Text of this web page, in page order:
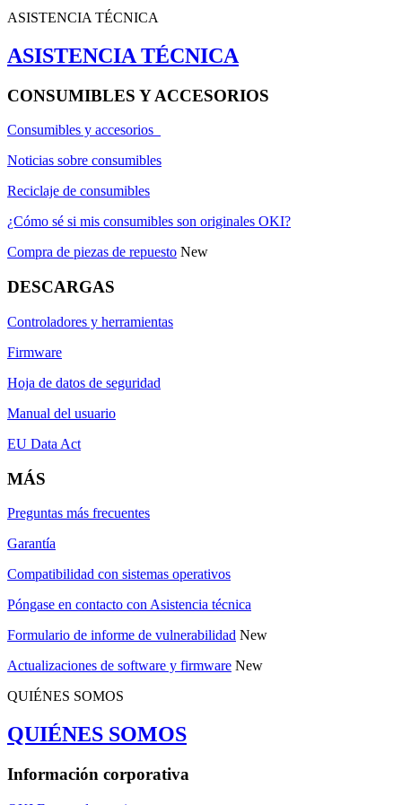
ASISTENCIA TÉCNICA
ASISTENCIA TÉCNICA
CONSUMIBLES Y ACCESORIOS
Consumibles y accesorios
Noticias sobre consumibles
Reciclaje de consumibles
¿Cómo sé si mis consumibles son originales OKI?
Compra de piezas de repuesto New
DESCARGAS
Controladores y herramientas
Firmware
Hoja de datos de seguridad
Manual del usuario
EU Data Act
MÁS
Preguntas más frecuentes
Garantía
Compatibilidad con sistemas operativos
Póngase en contacto con Asistencia técnica
Formulario de informe de vulnerabilidad New
Actualizaciones de software y firmware New
QUIÉNES SOMOS
QUIÉNES SOMOS
Información corporativa